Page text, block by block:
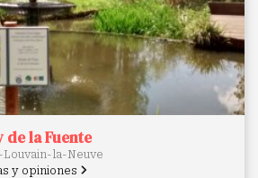
de la Fuente
la-Neuve
y opiniones